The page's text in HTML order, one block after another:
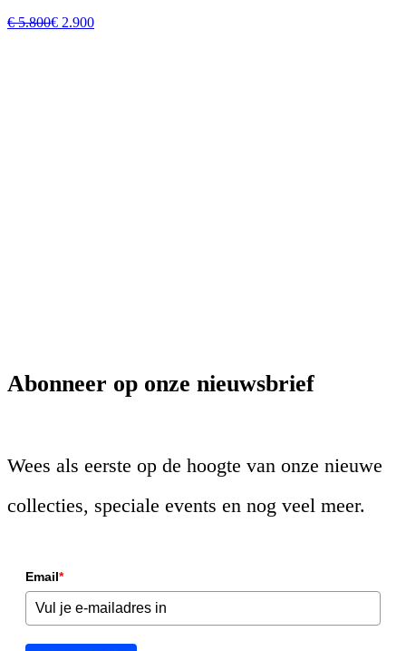
€ 5.800€ 2.900
Abonneer op onze nieuwsbrief
Wees als eerste op de hoogte van onze nieuwe
collecties, speciale events en nog veel meer.
Email*